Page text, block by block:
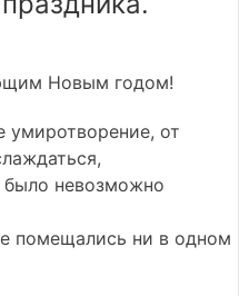
Новым годом!
умиротворение, от
было невозможно
помещались ни в одном